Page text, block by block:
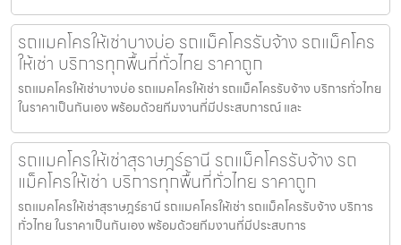
รถแมคโครให้เช่าบางบ่อ รถแม็คโครรับจ้าง รถแม็คโคร
ให้เช่า บริการทุกพื้นที่ทั่วไทย ราคาถูก
รถแมคโครให้เช่าบางบ่อ รถแมคโครให้เช่า รถแม็คโครรับจ้าง บริการทั่วไทย
ในราคาเป็นกันเอง พร้อมด้วยทีมงานที่มีประสบการณ์ และ
รถแมคโครให้เช่าสุราษฎร์ธานี รถแม็คโครรับจ้าง รถ
แม็คโครให้เช่า บริการทุกพื้นที่ทั่วไทย ราคาถูก
รถแมคโครให้เช่าสุราษฎร์ธานี รถแมคโครให้เช่า รถแม็คโครรับจ้าง บริการ
ทั่วไทย ในราคาเป็นกันเอง พร้อมด้วยทีมงานที่มีประสบการ